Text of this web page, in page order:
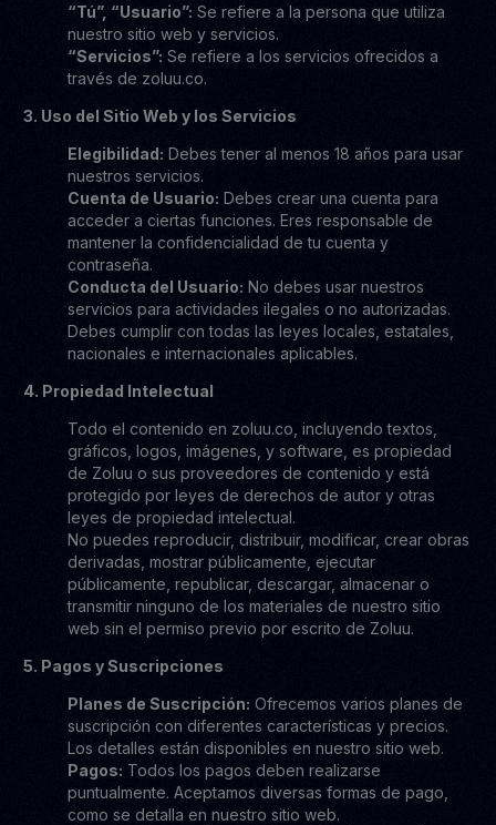
“Tú”, “Usuario”: Se refiere a la persona que utiliza
nuestro sitio web y servicios.
“Servicios”: Se refiere a los servicios ofrecidos a
través de zoluu.co.
3. Uso del Sitio Web y los Servicios
Elegibilidad: Debes tener al menos 18 años para usar
nuestros servicios.
Cuenta de Usuario: Debes crear una cuenta para
acceder a ciertas funciones. Eres responsable de
mantener la confidencialidad de tu cuenta y
contraseña.
Conducta del Usuario: No debes usar nuestros
servicios para actividades ilegales o no autorizadas.
Debes cumplir con todas las leyes locales, estatales,
nacionales e internacionales aplicables.
4. Propiedad Intelectual
Todo el contenido en zoluu.co, incluyendo textos,
gráficos, logos, imágenes, y software, es propiedad
de Zoluu o sus proveedores de contenido y está
protegido por leyes de derechos de autor y otras
leyes de propiedad intelectual.
No puedes reproducir, distribuir, modificar, crear obras
derivadas, mostrar públicamente, ejecutar
públicamente, republicar, descargar, almacenar o
transmitir ninguno de los materiales de nuestro sitio
web sin el permiso previo por escrito de Zoluu.
5. Pagos y Suscripciones
Planes de Suscripción: Ofrecemos varios planes de
suscripción con diferentes características y precios.
Los detalles están disponibles en nuestro sitio web.
Pagos: Todos los pagos deben realizarse
puntualmente. Aceptamos diversas formas de pago,
como se detalla en nuestro sitio web.